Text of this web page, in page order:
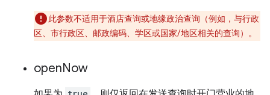
此参数不适用于酒店查询或地缘政治查询（例如，与行政
区、市行政区、邮政编码、学区或国家/地区相关的查询）。
openNow